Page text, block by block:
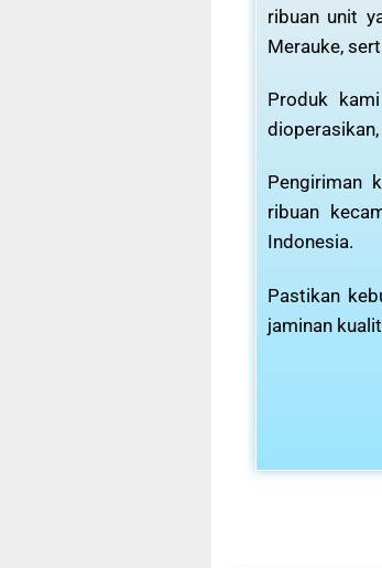
ribuan unit
Merauke,
Produk
Pengiriman
ribuan
Indonesia.
Pastikan
jaminan